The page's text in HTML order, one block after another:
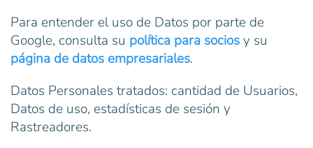
Para entender el uso de Datos por parte de
Google, consulta su política para sociosy su
página de datos empresariales.
Datos Personales tratados: cantidad de Usuarios,
Datos de uso, estadísticas de sesión y
Rastreadores.